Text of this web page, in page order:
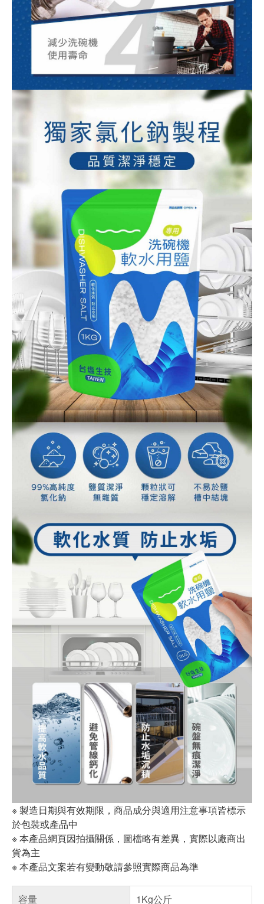
※ 製造日期與有效期限，商品成分與適用注意事項皆標示
於包裝或產品中
※ 本產品網頁因拍攝關係，圖檔略有差異，實際以廠商出
貨為主
※ 本產品文案若有變動敬請參照實際商品為準
容量
1Kg公斤